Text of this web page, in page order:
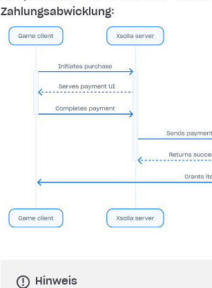
Zahlungsabwicklung:
Hinweis